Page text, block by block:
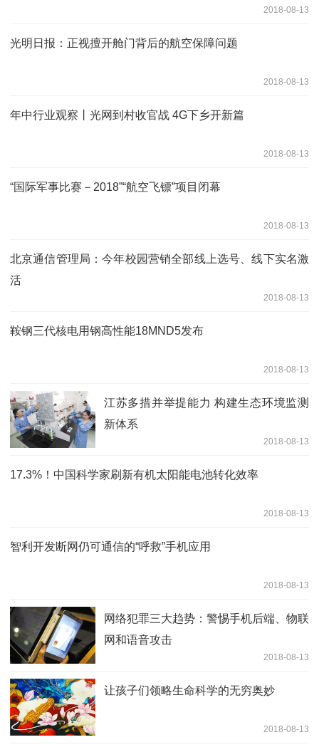
2018-08-13
光明日报：正视擅开舱门背后的航空保障问题
2018-08-13
年中行业观察丨光网到村收官战 4G下乡开新篇
2018-08-13
“国际军事比赛－2018”“航空飞镖”项目闭幕
2018-08-13
北京通信管理局：今年校园营销全部线上选号、线下实名激
活
2018-08-13
鞍钢三代核电用钢高性能18MND5发布
2018-08-13
江苏多措并举提能力 构建生态环境监测
新体系
2018-08-13
17.3%！中国科学家刷新有机太阳能电池转化效率
2018-08-13
智利开发断网仍可通信的“呼救”手机应用
2018-08-13
网络犯罪三大趋势：警惕手机后端、物联
网和语音攻击
2018-08-13
让孩子们领略生命科学的无穷奥妙
2018-08-13